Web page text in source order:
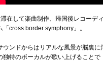
在して楽曲制作、帰国後レコーデ
「cross border symphony」。
ンドからはリアルな風景が脳裏に
独特のボーカルが歌い上げることで